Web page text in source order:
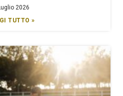
2026
TUTTO »